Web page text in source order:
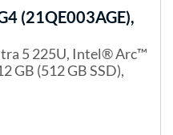
(21QE003AGE),
5 225U, Intel® Arc™
GB (512 GB SSD),